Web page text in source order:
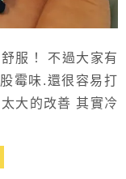
服！ 不過大家有
霉味.還很容易打
大的改善 其實冷
嘿～這完全不用
服務就好！ 不論